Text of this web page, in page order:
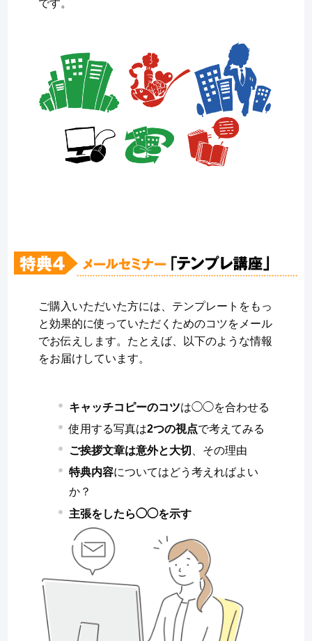
です。
ご購入いただいた方には、テンプレートをもっ
と効果的に使っていただくためのコツをメール
でお伝えします。たとえば、以下のような情報
をお届けしています。
キャッチコピーのコツは◯◯を合わせる
使用する写真は2つの視点で考えてみる
ご挨拶文章は意外と大切
、その理由
特典内容についてはどう考えればよい
か？
主張をしたら◯◯を示す